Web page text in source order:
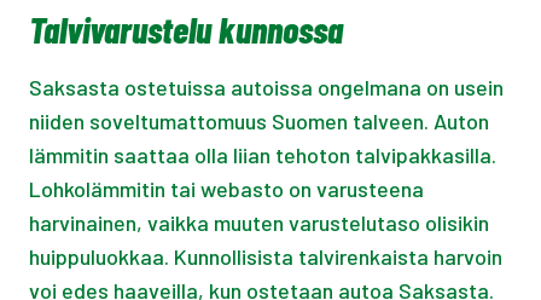
Talvivarustelu kunnossa
Saksasta ostetuissa autoissa ongelmana on usein
niiden soveltumattomuus Suomen talveen. Auton
lämmitin saattaa olla liian tehoton talvipakkasilla.
Lohkolämmitin tai webasto on varusteena
harvinainen, vaikka muuten varustelutaso olisikin
huippuluokkaa. Kunnollisista talvirenkaista harvoin
voi edes haaveilla, kun ostetaan autoa Saksasta.